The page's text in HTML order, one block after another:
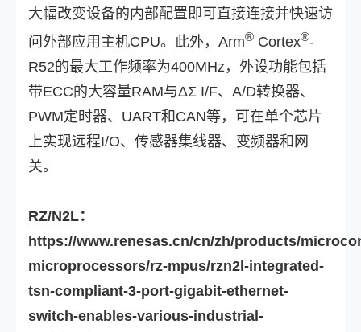
大幅改变设备的内部配置即可直接连接并快速访
问外部应用主机CPU。此外，Arm® Cortex®-
R52的最大工作频率为400MHz，外设功能包括
带ECC的大容量RAM与ΔΣ I/F、A/D转换器、
PWM定时器、UART和CAN等，可在单个芯片
上实现远程I/O、传感器集线器、变频器和网
关。
RZ/N2L：
https://www.renesas.cn/cn/zh/products/
microprocessors/rz-mpus/rzn2l-integrated-
tsn-compliant-3-port-gigabit-ethernet-
switch-enables-various-industrial-